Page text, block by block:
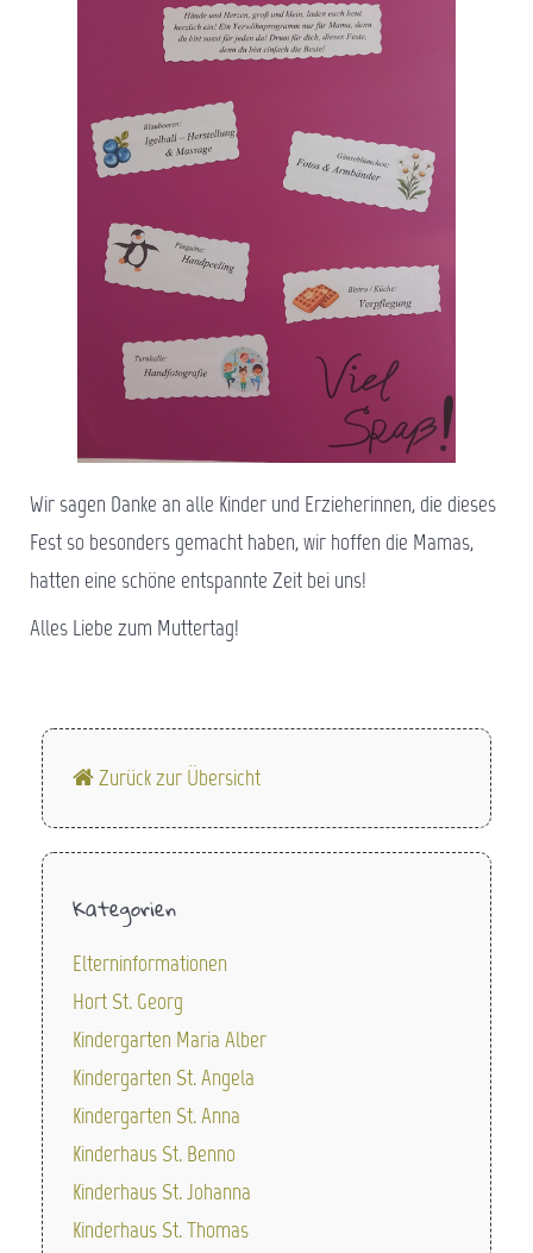
Wir sagen Danke an alle Kinder und Erzieherinnen, die dieses
Fest so besonders gemacht haben, wir hoffen die Mamas,
hatten eine schöne entspannte Zeit bei uns!
Alles Liebe zum Muttertag!
Zurück zur Übersicht
Kategorien
Elterninformationen
Hort St. Georg
Kindergarten Maria Alber
Kindergarten St. Angela
Kindergarten St. Anna
Kinderhaus St. Benno
Kinderhaus St. Johanna
Kinderhaus St. Thomas